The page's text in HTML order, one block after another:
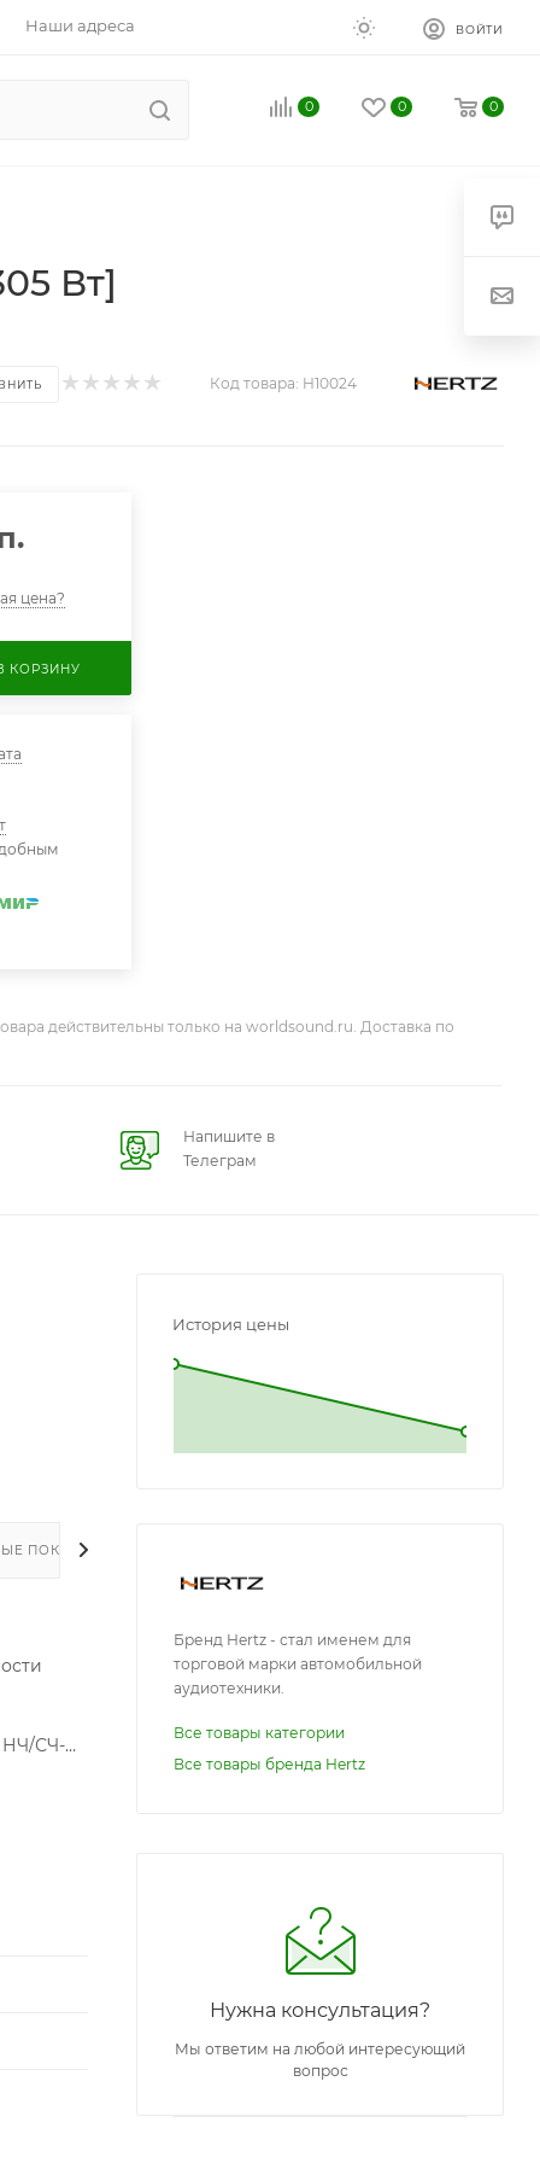
Наши адреса ВОЙТИ
0 0 0
Вт]
Код товара: H10024
цена?
КОРЗИНУ
действительны только на worldsound.ru. Доставка по
Напишите в
Телеграм
ПОКУПКИ
НЧ/СЧ-
История цены
Бренд Hertz - стал именем для
торговой марки автомобильной
аудиотехники.
Все товары категории
Все товары бренда Hertz
Нужна консультация?
Мы ответим на любой интересующий
вопрос